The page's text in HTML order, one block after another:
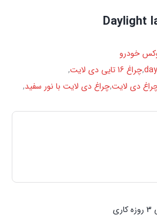
خودرو
,چراغ 16 تایی دی لایت
,
دی لایت,چراغ دی لایت با نور سفید,